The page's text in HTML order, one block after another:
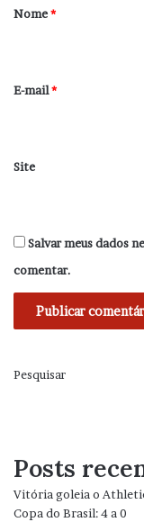
r
*
Nome*
E-mail*
Site
Salvar meus dados
comentar.
Pesquisar
Posts
Vitória goleia o
Copa do Brasil: 4 a 0